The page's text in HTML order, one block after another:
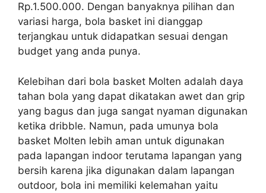
Rp.1.500.000. Dengan banyaknya pilihan dan
variasi harga, bola basket ini dianggap
terjangkau untuk didapatkan sesuai dengan
budget yang anda punya.
Kelebihan dari bola basket Molten adalah daya
tahan bola yang dapat dikatakan awet dan grip
yang bagus dan juga sangat nyaman digunakan
ketika dribble. Namun, pada umunya bola
basket Molten lebih aman untuk digunakan
pada lapangan indoor terutama lapangan yang
bersih karena jika digunakan dalam lapangan
outdoor, bola ini memiliki kelemahan yaitu